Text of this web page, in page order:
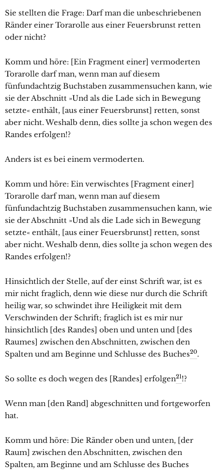
Sie stellten die Frage: Darf man die unbeschriebenen
Ränder einer Torarolle aus einer Feuersbrunst retten
oder nicht?
Komm und höre: [Ein Fragment einer] vermoderten
Torarolle darf man, wenn man auf diesem
fünfundachtzig Buchstaben zusammensuchen kann, wie
sie der Abschnitt »Und als die Lade sich in Bewegung
setzte« enthält, [aus einer Feuersbrunst] retten, sonst
aber nicht. Weshalb denn, dies sollte ja schon wegen des
Randes erfolgen!?
Anders ist es bei einem vermoderten.
Komm und höre: Ein verwischtes [Fragment einer]
Torarolle darf man, wenn man auf diesem
fünfundachtzig Buchstaben zusammensuchen kann, wie
sie der Abschnitt »Und als die Lade sich in Bewegung
setzte« enthält, [aus einer Feuersbrunst] retten, sonst
aber nicht. Weshalb denn, dies sollte ja schon wegen des
Randes erfolgen!?
Hinsichtlich der Stelle, auf der einst Schrift war, ist es
mir nicht fraglich, denn wie diese nur durch die Schrift
heilig war, so schwindet ihre Heiligkeit mit dem
Verschwinden der Schrift; fraglich ist es mir nur
hinsichtlich [des Randes] oben und unten und [des
Raumes] zwischen den Abschnitten, zwischen den
Spalten und am Beginne und Schlusse des Buches20.
So sollte es doch wegen des [Randes] erfolgen21!?
Wenn man [den Rand] abgeschnitten und fortgeworfen
hat.
Komm und höre: Die Ränder oben und unten, [der
Raum] zwischen den Abschnitten, zwischen den
Spalten, am Beginne und am Schlusse des Buches